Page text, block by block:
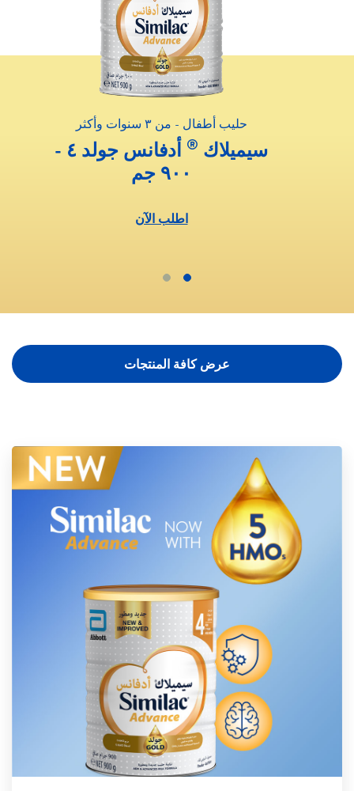
حليب أطفال - من ٣ سنوات وأكثر
سيميلاك ®
أدفانس جولد ٤ -
٩٠٠ جم
اطلب الآن
عرض كافة المنتجات